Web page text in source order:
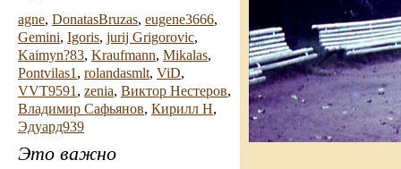
agne, DonatasBruzas, eugene3666,
Gemini, Igoris, jurij Grigorovic,
Kaimyn?83, Kraufmann, Mikalas,
Pontvilas1 , rolandasmlt, ViD,
VVT9591 , zenia, Виктор Нестеров,
Владимир Сафьянов, Кирилл Н,
Эдуард939
Это важно